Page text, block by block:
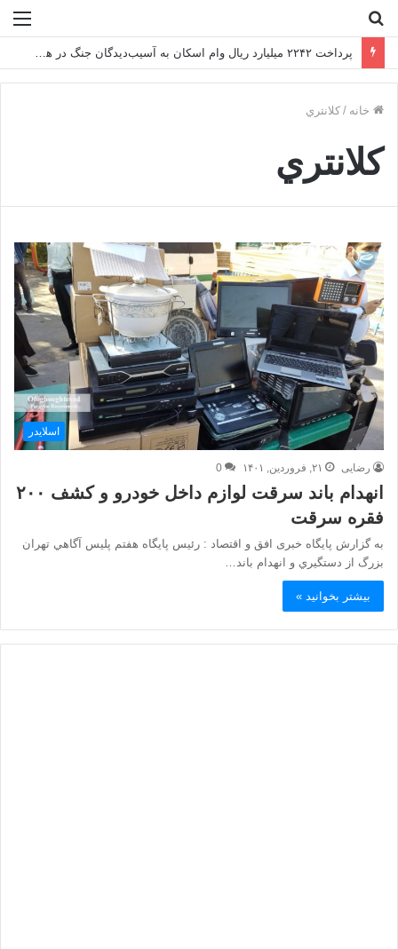
پرداخت ۲۲۴۲ میلیارد ریال وام اسکان به آسیب‌دیدگان جنگ در هرمزگان از سوی بانک مسکن
خانه / كلانتري
كلانتري
اسلایدر
رضایی ۲۱, فروردین, ۱۴۰۱ 0
انهدام باند سرقت لوازم داخل خودرو و كشف ۲۰۰
فقره سرقت
به گزارش پایگاه خبری افق و اقتصاد : رئيس پايگاه هفتم پليس آگاهي تهران
بزرگ از دستگيري و انهدام باند…
بیشتر بخوانید »